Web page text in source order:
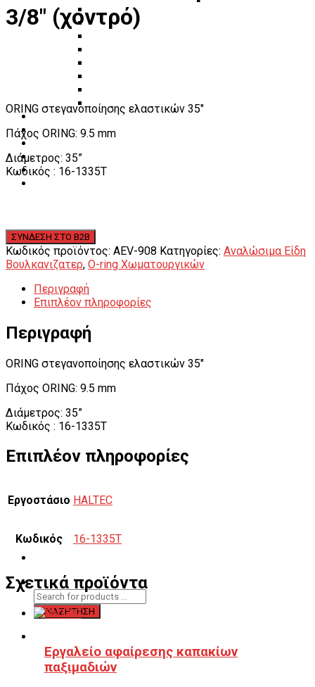
Πάγκοι – Εργαλειοφόροι – Εργαλειοθήκες
Εξοπλισμός Συνεργείου & Βουλκανιζατερ
Αναλώσιμα Είδη Συνεργείου
ΚΑΤΑΛΟΓΟΣ
DOWNLOADS
ΕΠΙΚΟΙΝΩΝΙΑ
B2B
3/8″ (χοντρό)
ORING στεγανοποίησης ελαστικών 35″
Πάχος ORING: 9.5 mm
Διάμετρος: 35”
Κωδικός : 16-1335T
Κωδικός προϊόντος: AEV-908 Κατηγορίες: Αναλώσιμα Είδη
Βουλκανιζατερ, O-ring Χωματουργικών
Περιγραφή
Επιπλέον πληροφορίες
Περιγραφή
ORING στεγανοποίησης ελαστικών 35″
Πάχος ORING: 9.5 mm
Διάμετρος: 35”
Κωδικός : 16-1335T
Επιπλέον πληροφορίες
Εργοστάσιο HALTEC
Κωδικός 16-1335T
Σχετικά προϊόντα
Εργαλείο αφαίρεσης καπακίων
παξιμαδιών